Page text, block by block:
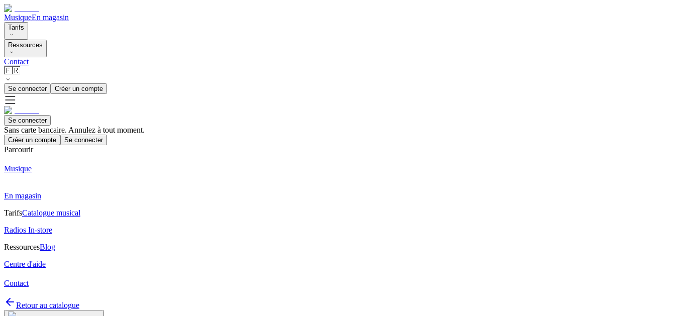
MusiqueEn magasin
Tarifs
Ressources
Contact
🇫🇷
Se connecter Créer un compte
Se connecter
Sans carte bancaire. Annulez à tout moment.
Créer un compte Se connecter
Parcourir
Musique
En magasin
TarifsCatalogue musical
Radios In-store
RessourcesBlog
Centre d'aide
Contact
Retour au catalogue